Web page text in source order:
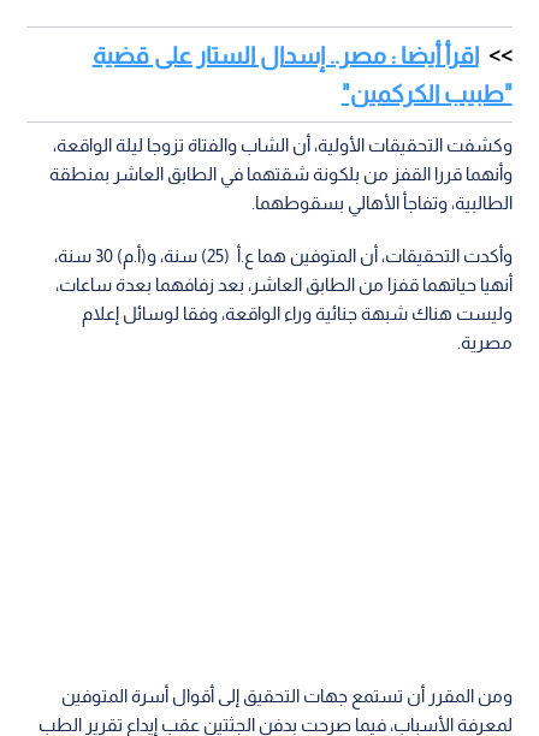
اقرأ أيضا : مصر.. إسدال الستار على قضية
"طبيب الكركمين"
وكشفت التحقيقات الأولية، أن الشاب والفتاة تزوجا ليلة الواقعة،
وأنهما قررا القفز من بلكونة شقتهما في الطابق العاشر بمنطقة
الطالبية، وتفاجأ الأهالي بسقوطهما.
وأكدت التحقيقات، أن المتوفين هما ع.أ (25) سنة، و(أ.م) 30 سنة،
أنهيا حياتهما قفزا من الطابق العاشر، بعد زفافهما بعدة ساعات،
وليست هناك شبهة جنائية وراء الواقعة، وفقا لوسائل إعلام
مصرية.
ومن المقرر أن تستمع جهات التحقيق إلى أقوال أسرة المتوفين
لمعرفة الأسباب، فيما صرحت بدفن الجثتين عقب إيداع تقرير الطب